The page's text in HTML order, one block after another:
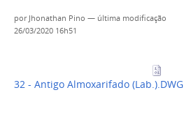
por Jhonathan Pino — última modificação
26/03/2020 16h51
32 - Antigo Almoxarifado (Lab.).DWG